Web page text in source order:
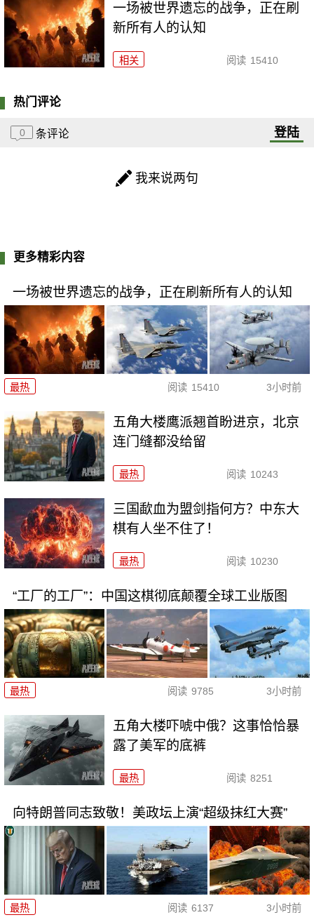
一场被世界遗忘的战争，正在刷
新所有人的认知
相关 阅读 15410
热门评论
0 条评论 登陆
我来说两句
更多精彩内容
一场被世界遗忘的战争，正在刷新所有人的认知
最热 阅读 15410 3小时前
五角大楼鹰派翘首盼进京，北京
连门缝都没给留
最热 阅读 10243
三国歃血为盟剑指何方？中东大
棋有人坐不住了！
最热 阅读 10230
“工厂的工厂”：中国这棋彻底颠覆全球工业版图
最热 阅读 9785 3小时前
五角大楼吓唬中俄？这事恰恰暴
露了美军的底裤
最热 阅读 8251
向特朗普同志致敬！美政坛上演“超级抹红大赛”
最热 阅读 6137 3小时前